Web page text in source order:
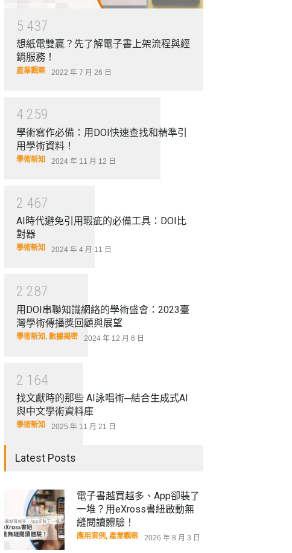
5 437
想紙電雙贏？先了解電子書上架流程與經
銷服務！
產業觀察 2022 年 7 月 26 日
4 259
學術寫作必備：用DOI快速查找和精準引
用學術資料！
學術新知 2024 年 11 月 12 日
2 467
AI時代避免引用瑕疵的必備工具：DOI比
對器
學術新知 2024 年 4 月 11 日
2 287
用DOI串聯知識網絡的學術盛會：2023臺
灣學術傳播獎回顧與展望
學術新知, 數據揭密 2024 年 12 月 6 日
2 1 64
找文獻時的那些 AI詠唱術─結合生成式AI
與中文學術資料庫
學術新知 2025 年 11 月 21 日
Latest Posts
電子書越買越多、App卻裝了
一堆？用eXross書紐啟動無
縫閱讀體驗！
應用案例, 產業觀察 2026 年 8 月 3 日